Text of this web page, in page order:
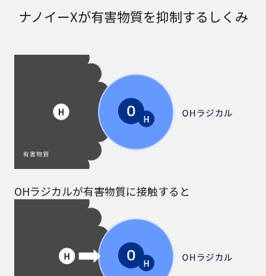
ナノイーXが有害物質を抑制するしくみ
OHラジカルが有害物質に接触すると